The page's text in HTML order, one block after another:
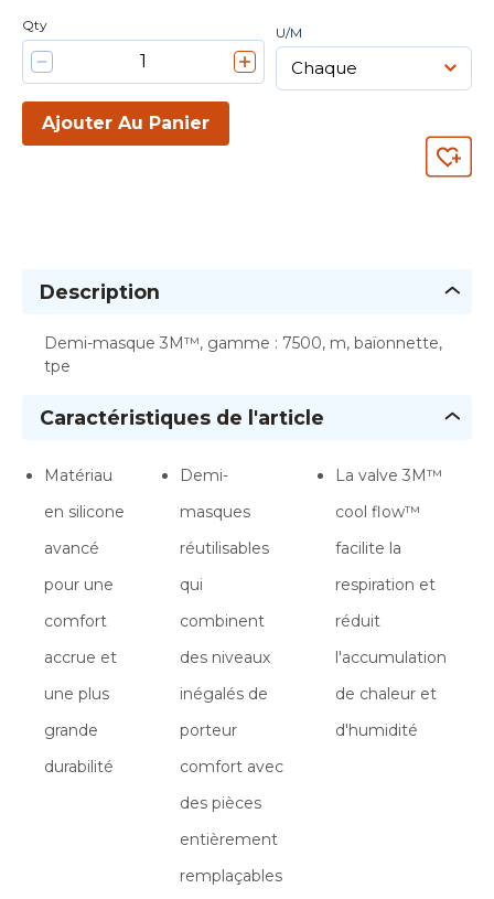
Qty U/M
Ajouter Au Panier
Description
Demi-masque 3M™, gamme : 7500, m, baïonnette,
tpe
Caractéristiques de l'article
Matériau
en silicone
avancé
pour une
comfort
accrue et
une plus
grande
durabilité
Demi-
masques
réutilisables
qui
combinent
des niveaux
inégalés de
porteur
comfort avec
des pièces
entièrement
remplaçables
La valve 3M™
cool flow™
facilite la
respiration et
réduit
l'accumulation
de chaleur et
d'humidité